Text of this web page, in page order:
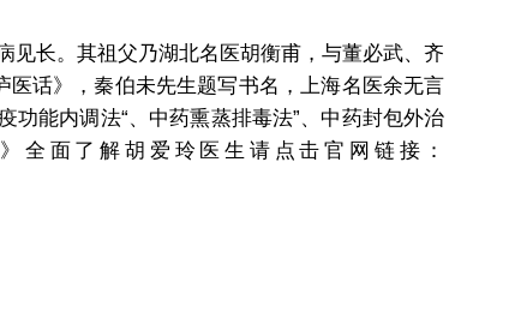
长。其祖父乃湖北名医胡衡甫，与董必武、齐
话》，秦伯未先生题写书名，上海名医余无言
能内调法“、中药熏蒸排毒法”、中药封包外治
全面了解胡爱玲医生请点击官网链接：